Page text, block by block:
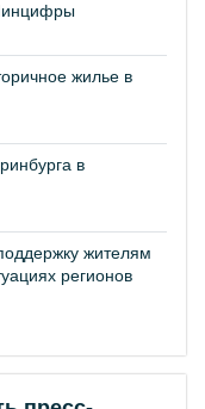
жилье в
в
жителям
регионов